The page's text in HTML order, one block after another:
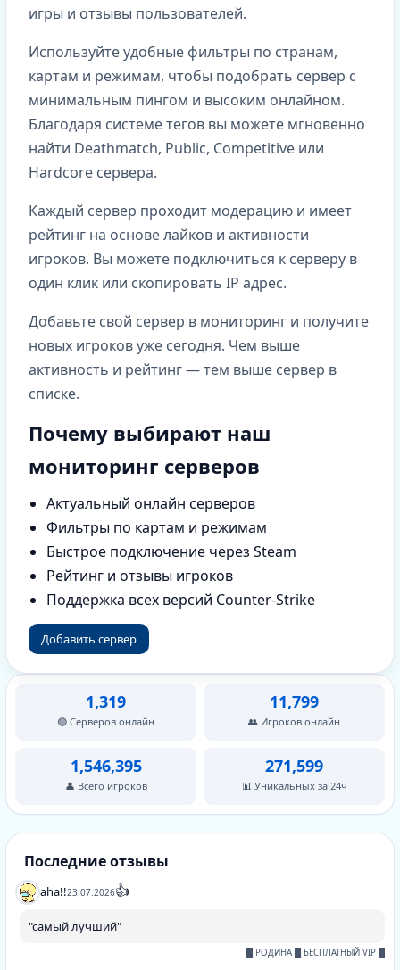
игры и отзывы пользователей.
Используйте удобные фильтры по странам,
картам и режимам, чтобы подобрать сервер с
минимальным пингом и высоким онлайном.
Благодаря системе тегов вы можете мгновенно
найти Deathmatch, Public, Competitive или
Hardcore сервера.
Каждый сервер проходит модерацию и имеет
рейтинг на основе лайков и активности
игроков. Вы можете подключиться к серверу в
один клик или скопировать IP адрес.
Добавьте свой сервер в мониторинг и получите
новых игроков уже сегодня. Чем выше
активность и рейтинг — тем выше сервер в
списке.
Почему выбирают наш
мониторинг серверов
Актуальный онлайн серверов
Фильтры по картам и режимам
Быстрое подключение через Steam
Рейтинг и отзывы игроков
Поддержка всех версий Counter-Strike
Добавить сервер
1,319
🟢 Серверов онлайн
11,799
👥 Игроков онлайн
1,546,395
👤 Всего игроков
271,599
📊 Уникальных за 24ч
Последние отзывы
aha!!23.07.2026👍
"самый лучший"
█ РОДИНА █ БЕСПЛАТНЫЙ VIP █